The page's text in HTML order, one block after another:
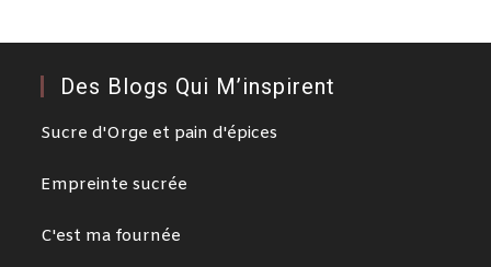
Des Blogs Qui M’inspirent
Sucre d'Orge et pain d'épices
Empreinte sucrée
C'est ma fournée